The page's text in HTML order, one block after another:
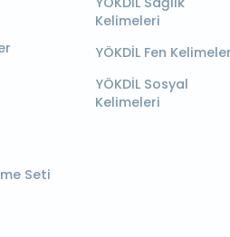
Seti
Kelimeleri
YÖKDİL Fen
YÖKDİL Sosyal
Kelimeleri